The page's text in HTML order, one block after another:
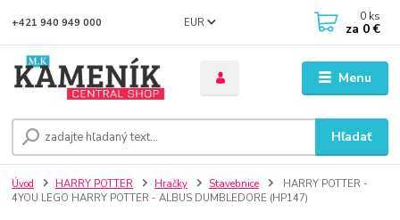
Menu
EUR
Hľadať
+421 940 949 000 0 ks
za 0 €
Úvod HARRY POTTER Hračky Stavebnice
HARRY POTTER -
4YOU LEGO HARRY POTTER - ALBUS DUMBLEDORE (HP147)